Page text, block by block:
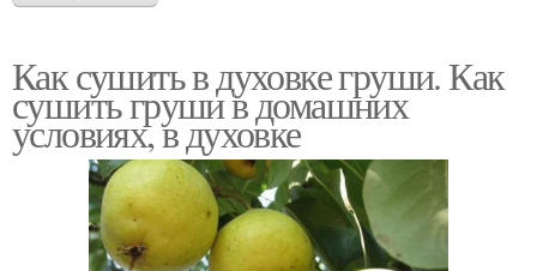
Как сушить в духовке груши. Как
сушить груши в домашних
условиях, в духовке